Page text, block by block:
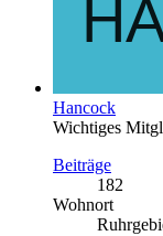
Hancock
Wichtiges
Beiträge
182
Wohnort